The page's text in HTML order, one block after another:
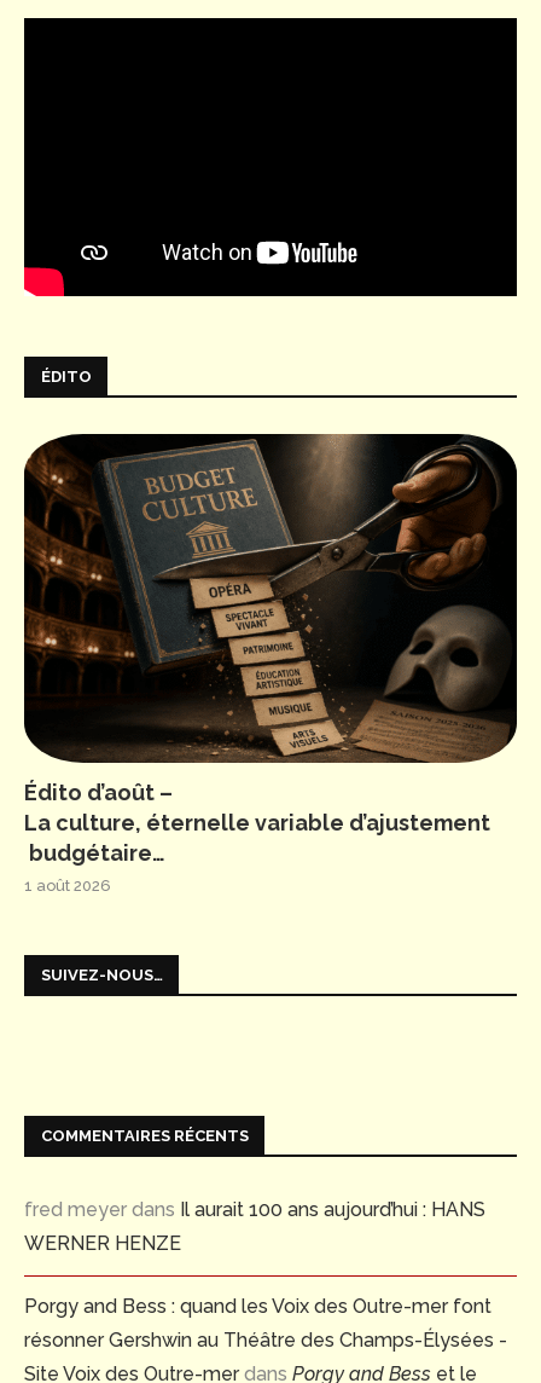
ÉDITO
Édito d’août –
La culture, éternelle variable d’ajustement
budgétaire…
1 août 2026
SUIVEZ-NOUS…
COMMENTAIRES RÉCENTS
fred meyer dans Il aurait 100 ans aujourd’hui : HANS
WERNER HENZE
Porgy and Bess : quand les Voix des Outre-mer font
résonner Gershwin au Théâtre des Champs-Élysées -
Site Voix des Outre-merdans Porgy and Bess et le